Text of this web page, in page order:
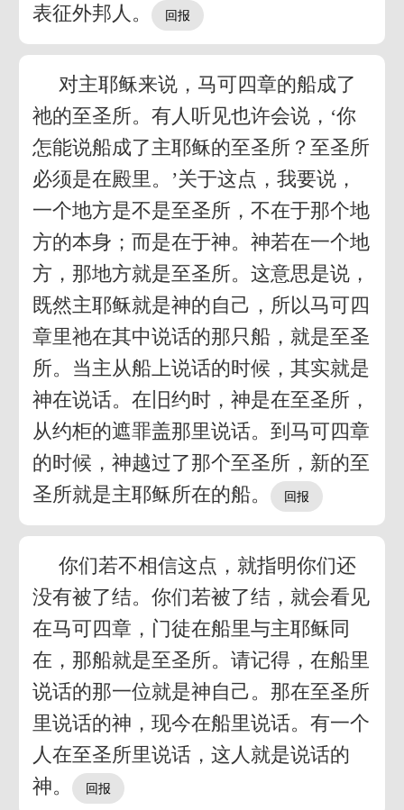
表征外邦人。
对主耶稣来说，马可四章的船成了
祂的至圣所。有人听见也许会说，‘你
怎能说船成了主耶稣的至圣所？至圣所
必须是在殿里。’关于这点，我要说，
一个地方是不是至圣所，不在于那个地
方的本身；而是在于神。神若在一个地
方，那地方就是至圣所。这意思是说，
既然主耶稣就是神的自己，所以马可四
章里祂在其中说话的那只船，就是至圣
所。当主从船上说话的时候，其实就是
神在说话。在旧约时，神是在至圣所，
从约柜的遮罪盖那里说话。到马可四章
的时候，神越过了那个至圣所，新的至
圣所就是主耶稣所在的船。
你们若不相信这点，就指明你们还
没有被了结。你们若被了结，就会看见
在马可四章，门徒在船里与主耶稣同
在，那船就是至圣所。请记得，在船里
说话的那一位就是神自己。那在至圣所
里说话的神，现今在船里说话。有一个
人在至圣所里说话，这人就是说话的
神。